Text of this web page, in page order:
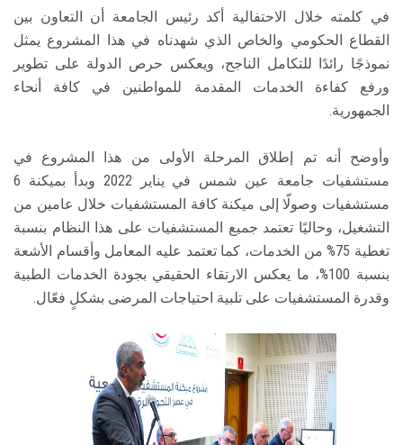
في كلمته خلال الاحتفالية أكد رئيس الجامعة أن التعاون بين
القطاع الحكومي والخاص الذي شهدناه في هذا المشروع يمثل
نموذجًا رائدًا للتكامل الناجح، ويعكس حرص الدولة على تطوير
ورفع كفاءة الخدمات المقدمة للمواطنين في كافة أنحاء
الجمهورية.
وأوضح أنه تم إطلاق المرحلة الأولى من هذا المشروع في
مستشفيات جامعة عين شمس في يناير 2022 وبدأ بميكنة 6
مستشفيات وصولّا إلى ميكنة كافة المستشفيات خلال عامين من
التشغيل، وحاليًا تعتمد جميع المستشفيات على هذا النظام بنسبة
تغطية 75% من الخدمات، كما تعتمد عليه المعامل وأقسام الأشعة
بنسبة 100%، ما يعكس الارتقاء الحقيقي بجودة الخدمات الطبية
وقدرة المستشفيات على تلبية احتياجات المرضى بشكلٍ فعّال.